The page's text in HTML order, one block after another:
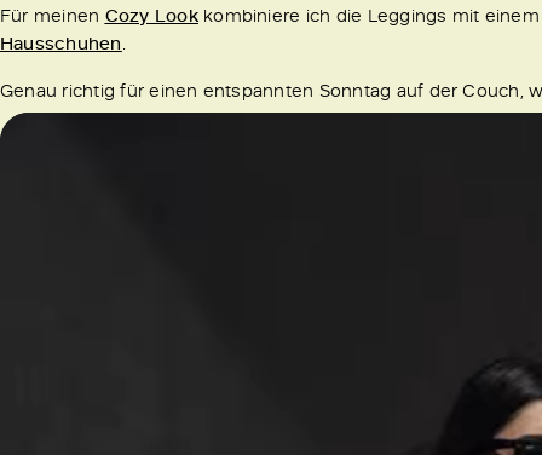
Für meinen Cozy Lookkombiniere ich die Leggings mit
Hausschuhen
Genau richtig für einen entspannten Sonntag auf der Couch,